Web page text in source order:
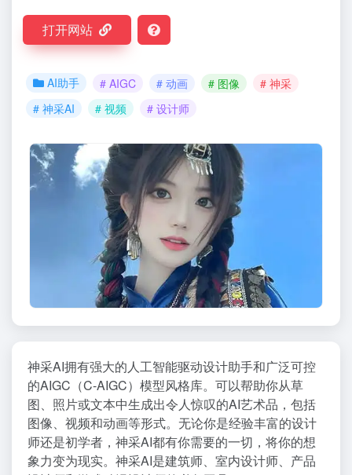
打开网站
AI助手 # AIGC # 动画 # 图像
# 神采
# 神采AI
# 视频 # 设计师
神采AI拥有强大的人工智能驱动设计助手和广泛可控
的AIGC（C-AIGC）模型风格库。可以帮助你从草
图、照片或文本中生成出令人惊叹的AI艺术品，包括
图像、视频和动画等形式。无论你是经验丰富的设计
师还是初学者，神采AI都有你需要的一切，将你的想
象力变为现实。神采AI是建筑师、室内设计师、产品